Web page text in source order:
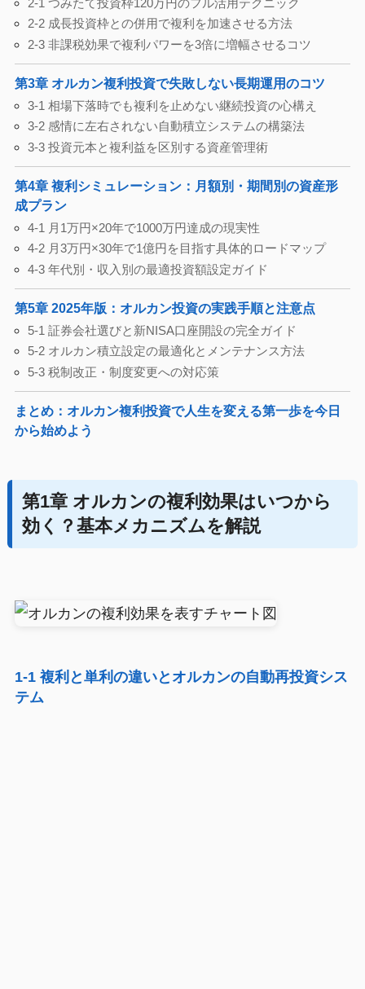
2-2 成長投資枠との併用で複利を加速させる方法
2-3 非課税効果で複利パワーを3倍に増幅させるコツ
第3章 オルカン複利投資で失敗しない長期運用のコツ
3-1 相場下落時でも複利を止めない継続投資の心構え
3-2 感情に左右されない自動積立システムの構築法
3-3 投資元本と複利益を区別する資産管理術
第4章 複利シミュレーション：月額別・期間別の資産形
成プラン
4-1 月1万円×20年で1000万円達成の現実性
4-2 月3万円×30年で1億円を目指す具体的ロードマップ
4-3 年代別・収入別の最適投資額設定ガイド
第5章 2025年版：オルカン投資の実践手順と注意点
5-1 証券会社選びと新NISA口座開設の完全ガイド
5-2 オルカン積立設定の最適化とメンテナンス方法
5-3 税制改正・制度変更への対応策
まとめ：オルカン複利投資で人生を変える第一歩を今日
から始めよう
第1章 オルカンの複利効果はいつから
効く？基本メカニズムを解説
1-1 複利と単利の違いとオルカンの自動再投資シス
テム